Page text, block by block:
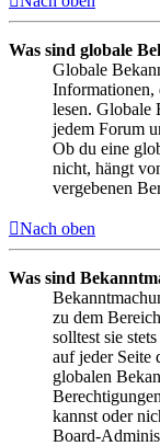
Was sind globale
Globale
Informationen,
lesen. Globale
jedem Forum
Ob du eine
nicht, hängt
vergebenen
Nach oben
Was sind
zu dem
solltest sie
auf jeder Seite
globalen
kannst oder
Board-